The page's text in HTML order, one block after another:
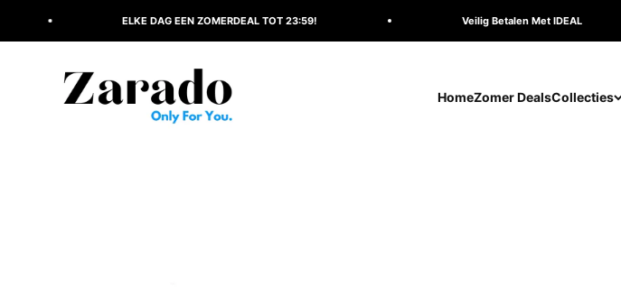
ELKE DAG EEN ZOMERDEAL TOT 23:59! Veilig Betalen Met IDEAL
HomeZomer DealsCollecties
Zarado.nl